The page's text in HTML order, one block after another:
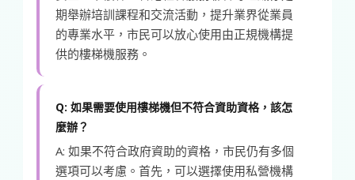
期舉辦培訓課程和交流活動，提升業界從業員
的專業水平，市民可以放心使用由正規機構提
供的樓梯機服務。
Q: 如果需要使用樓梯機但不符合資助資格，該怎
麼辦？
A: 如果不符合政府資助的資格，市民仍有多個
選項可以考慮。首先，可以選擇使用私營機構